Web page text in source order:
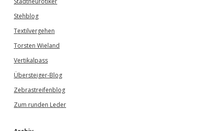
Stehblog
Textilvergehen
Torsten Wieland
Vertikalpass
Übersteiger-Blog
Zebrastreifenblog
Zum runden Leder